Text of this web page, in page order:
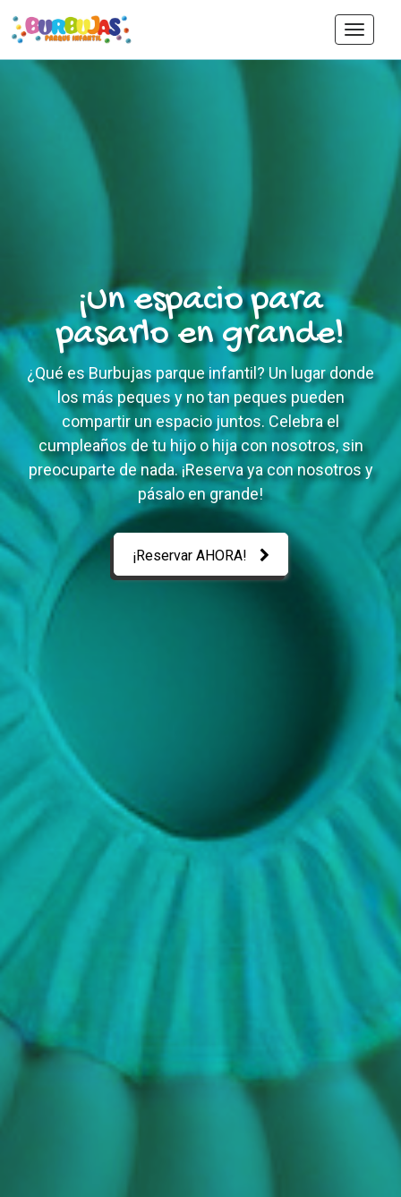
Toggle
¡Un espacio para
pasarlo en grande!
¿Qué es Burbujas parque infantil? Un lugar donde
los más peques y no tan peques pueden
compartir un espacio juntos. Celebra el
cumpleaños de tu hijo o hija con nosotros, sin
preocuparte de nada. ¡Reserva ya con nosotros y
pásalo en grande!
¡Reservar AHORA!